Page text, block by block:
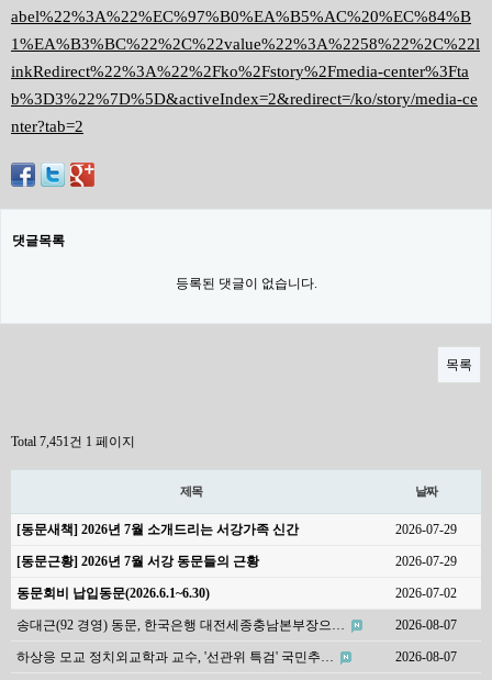
abel%22%3A%22%EC%97%B0%EA%B5%AC%20%EC%84%B
1%EA%B3%BC%22%2C%22value%22%3A%2258%22%2C%22l
inkRedirect%22%3A%22%2Fko%2Fstory%2Fmedia-center%3Fta
b%3D3%22%7D%5D&activeIndex=2&redirect=/ko/story/media-ce
nter?tab=2
댓글목록
등록된 댓글이 없습니다.
목록
Total 7,451건 1 페이지
제목 날짜
[동문새책] 2026년 7월 소개드리는 서강가족 신간 2026-07-29
[동문근황] 2026년 7월 서강 동문들의 근황 2026-07-29
동문회비 납입동문(2026.6.1~6.30) 2026-07-02
송대근(92 경영) 동문, 한국은행 대전세종충남본부장으… 2026-08-07
하상응 모교 정치외교학과 교수, '선관위 특검' 국민추… 2026-08-07